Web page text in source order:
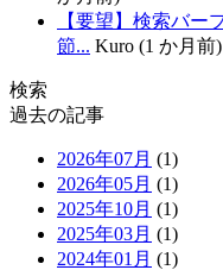
【要望】検索バー
節... Kuro (1 か月前)
検索
過去の記事
2026年07月 (1)
2026年05月 (1)
2025年10月 (1)
2025年03月 (1)
2024年01月 (1)